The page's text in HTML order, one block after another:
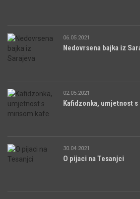
06.05.2021
Nedovrsena bajka iz
02.05.2021
Kafidzonka, umjetnost
30.04.2021
O pijaci na Tesanjci